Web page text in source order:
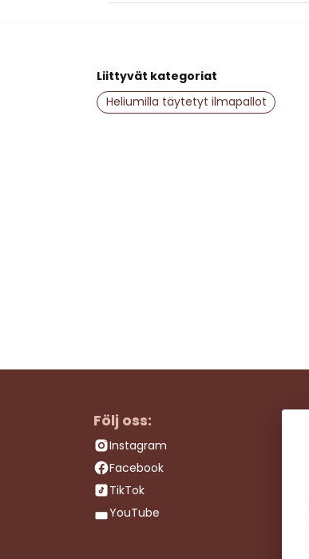
name
Nimi
Liittyvät kategoriat
Heliumilla täytetyt ilmapallot
Följ oss:
Instagram
Facebook
TikTok
YouTube